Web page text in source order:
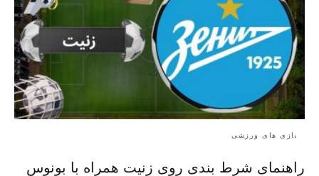
بازی های ورزشی
راهنمای شرط بندی روی زنیت همراه با بونوس